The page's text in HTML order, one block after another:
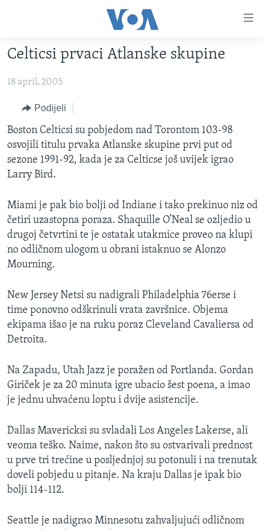
glavni
Pređi
navigaciju
Idi
na
pretragu
TV PROGRAM
VIDEO
FOTOGRAFIJE DANA
VIJESTI
SJEDINJENE AMERIČKE DRŽAVE
BOSNA I HERCEGOVINA
NAUKA I TEHNOLOGIJA
SPECIJALNI PROJEKTI
SLOBODA MEDIJA
ŽENSKA STRANA
IZBJEGLIČKA STRANA
O GLASU AMERIKE
Learning English
Celticsi prvaci Atlanske skupine
18 april, 2005
Podijeli
Boston Celticsi su pobjedom nad Torontom 103-98
osvojili titulu prvaka Atlanske skupine prvi put od
sezone 1991-92, kada je za Celticse još uvijek igrao
Larry Bird.
Miami je pak bio bolji od Indiane i tako prekinuo niz od
četiri uzastopna poraza. Shaquille O’Neal se ozljedio u
drugoj četvrtini te je ostatak utakmice proveo na klupi
no odličnom ulogom u obrani istaknuo se Alonzo
Mourning.
New Jersey Netsi su nadigrali Philadelphia 76erse i
time ponovno odškrinuli vrata završnice. Objema
ekipama išao je na ruku poraz Cleveland Cavaliersa od
Detroita.
Na Zapadu, Utah Jazz je poražen od Portlanda. Gordan
Giriček je za 20 minuta igre ubacio šest poena, a imao
je jednu uhvaćenu loptu i dvije asistencije.
Dallas Mavericksi su svladali Los Angeles Lakerse, ali
veoma teško. Naime, nakon što su ostvarivali prednost
u prve tri trećine u posljednjoj su potonuli i na trenutak
doveli pobjedu u pitanje. Na kraju Dallas je ipak bio
bolji 114-112.
Seattle je nadigrao Minnesotu zahvaljujući odličnom